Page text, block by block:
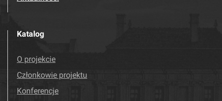
Katalog
O projekcie
Członkowie projektu
Konferencje